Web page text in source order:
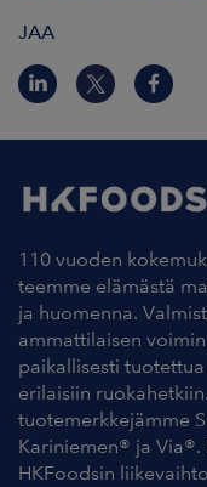
JAA
110 vuoden
teemme elämästä
ja huomenna.
ammattilaisen
paikallisesti
erilaisiin
tuotemerkkejämme
Kariniemen® ja Via®.
HKFoodsin